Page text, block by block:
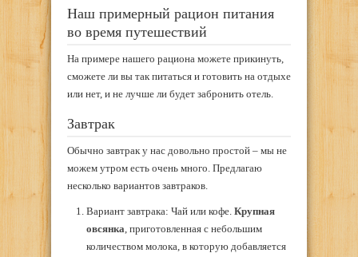
Наш примерный рацион питания
во время путешествий
На примере нашего рациона можете прикинуть,
сможете ли вы так питаться и готовить на отдыхе
или нет, и не лучше ли будет забронить отель.
Завтрак
Обычно завтрак у нас довольно простой – мы не
можем утром есть очень много. Предлагаю
несколько вариантов завтраков.
Вариант завтрака: Чай или кофе. Крупная
овсянка, приготовленная с небольшим
количеством молока, в которую добавляется